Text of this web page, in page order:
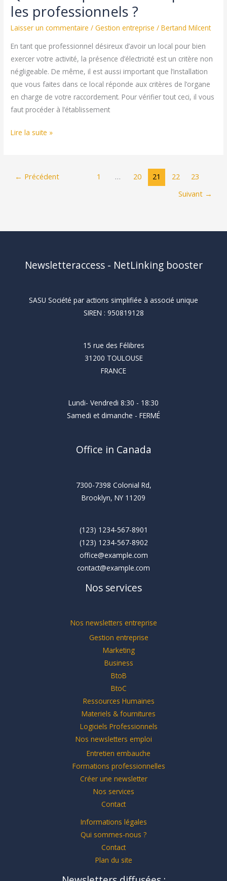
les professionnels ?
Laisser un commentaire /Gestion entreprise /Bertand Milcent
En tant que professionnel désireux d’avoir un local pour bien
exercer votre activité, la présence d’électricité est un critère non
négligeable. De même, il est aussi important que l’installation
que vous faites dans ce local réponde aux critères de l’organe
en charge de votre raccordement. Pour vérifier tout ceci, il vous
faut procéder à l’établissement
Qu’est-
Lire la suite »
← Précédent 1 … 20 21 22
23
Suivant →
Newsletteraccess - NetLinking booster
SASU Société par actions simplifiée à associé unique
SIREN : 950819128
15 rue des Félibres
31200 TOULOUSE
FRANCE
Lundi- Vendredi 8:30 - 18:30
Samedi et dimanche - FERMÉ
Office in Canada
7300-7398 Colonial Rd,
Brooklyn, NY 11209
(123) 1234-567-8901
(123) 1234-567-8902
office@example.com
contact@example.com
Nos services
Nos newsletters entreprise
Gestion entreprise
Marketing
Business
BtoB
BtoC
Ressources Humaines
Materiels & fournitures
Logiciels Professionnels
Nos newsletters emploi
Entretien embauche
Formations professionnelles
Créer une newsletter
Nos services
Contact
Informations légales
Qui sommes-nous ?
Contact
Plan du site